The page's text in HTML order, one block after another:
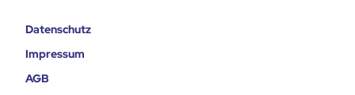
Datenschutz
Impressum
AGB